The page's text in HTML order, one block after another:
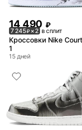
14 490 ₽
7 245₽× 2 в сплит
Кроссовки Nike
1
15 дней